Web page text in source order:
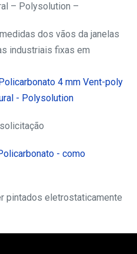
– Polysolution –
dos vãos da janelas
industriais fixas em
pintados eletrostaticamente